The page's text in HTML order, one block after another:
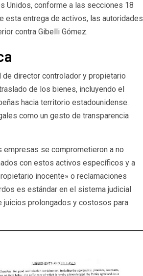
Unidos, conforme a las secciones 18
esta entrega de activos, las autoridades
contra Gibelli Gómez.
de director controlador y propietario
de los bienes, incluyendo el
hacia territorio estadounidense.
como un gesto de transparencia
se comprometieron a no
con estos activos específicos y a
inocente» o reclamaciones
es estándar en el sistema judicial
juicios prolongados y costosos para